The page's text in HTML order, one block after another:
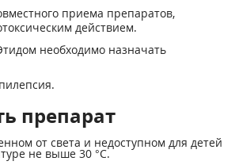
приема препаратов,
действием.
необходимо назначать
препарат
от света и недоступном для детей
не выше 30 °С.